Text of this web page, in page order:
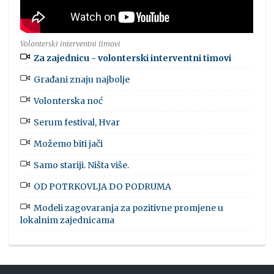
Volonterski interventni timovi
Za zajednicu - volonterski interventni timovi
Građani znaju najbolje
Volonterska noć
Serum festival, Hvar
Možemo biti jači
Samo stariji. Ništa više.
OD POTRKOVLJA DO PODRUMA
Modeli zagovaranja za pozitivne promjene u
lokalnim zajednicama